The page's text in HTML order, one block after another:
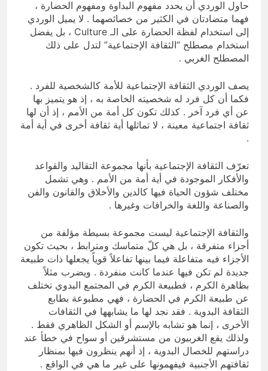
حاول الوردي أن يحدد مفهوم البداوة ومفهوم الحضارة ،
فهما متضادتان في الكثير من خصائصهما . لا يميل الوردي
إلى استخدام لفظة الحضارة على الـ Culture ، بل يفضل
استخدام مصطلح “الثقافة الإجتماعية” لتدل على ذلك
المصطلح الغربي .
يصف الوردي الثقافة الإجتماعية للأمة كالشخصية للفرد .
فكما أن كل فرد له شخصيته الخاصة به ، إذ هو يتميز بها
عن أي فرد آخر . كذلك تكون كل أمة من الأمم ، إذ أن لها
ثقافة اجتماعية معينة ، لا تماثلها أية ثقافة أخرى في أية أمة
.
تعرّف الثقافة الإجتماعية بأنها مجموعة التقاليد والقواعد
والأفكار الموجودة في أية أمة من الأمم . وهي تشمل
مختلف شؤون الحياة فيها كالدين والأخلاق والقانون والفن
والصناعة واللغة والخرافات وغيرها .
والثقافة الإجتماعية ليست مجموعة بسيطة مؤلفة من
أجزاء متفرقة ، بل هي كلّ متماسك ومترابط ، بحيث تكون
الأجزاء فيه متفاعلة فيما بينها تفاعلاً قوياً يجعلها ذات طبيعة
جديدة لم تكن فيها عندما كانت منفردة . ويضرب مثلاً
بظاهرة الكرم ، فطبيعة الكرم في المجتمع البدوي تختلف
عن طبيعة الكرم في الحضارة ، فهي مطبوعة بطابع
الثقافة البدوية . فقد نجد لها ما يشابهها في الثقافات
الأخرى ، إنما هو تشابه بالإسم أو الشكل الظاهري فقط .
ولذلك يقع الغربيون من مستشرقين أو سواح في خطأ عند
دراستهم للخصال البدوية ، إذ أنهم ينظرون فيها بمنظار
ثقافتهم الأجنبية فيفهمونها على غير ما هي في الواقع .